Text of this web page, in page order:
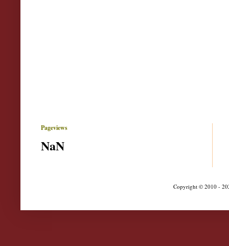
Pageviews
NaN
Copyright © 2010 -